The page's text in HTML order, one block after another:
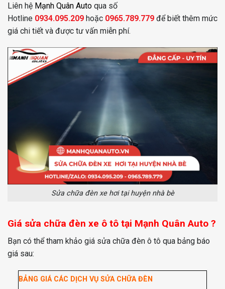
Liên hệ Mạnh Quân Auto qua số
Hotline 0934.095.209 hoặc 0965.789.779 để biết thêm mức
giá chi tiết và được tư vấn miễn phí.
Sửa chữa đèn xe hơi tại huyện nhà bè
Giá sửa chữa đèn xe ô tô tại Mạnh Quân Auto ?
Bạn có thể tham khảo giá sửa chữa đèn ô tô qua bảng báo
giá sau:
BẢNG GIÁ CÁC DỊCH VỤ SỬA CHỮA ĐÈN